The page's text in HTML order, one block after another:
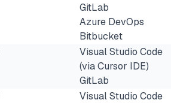
GitLab
Azure DevOps
Bitbucket
Visual Studio Code
(via Cursor IDE)
GitLab
Visual Studio Code